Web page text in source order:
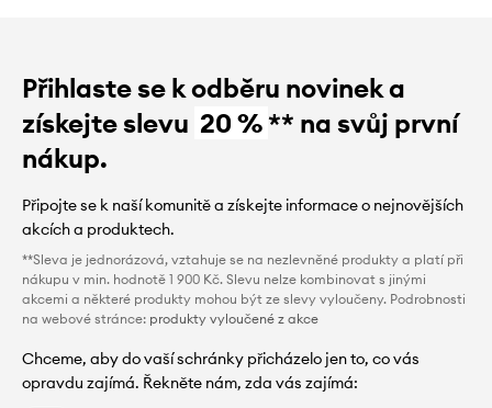
Přihlaste se k odběru novinek a
získejte slevu 20 %** na svůj první
nákup.
Připojte se k naší komunitě a získejte informace o nejnovějších
akcích a produktech.
**Sleva je jednorázová, vztahuje se na nezlevněné produkty a platí při
nákupu v min. hodnotě 1 900 Kč. Slevu nelze kombinovat s jinými
akcemi a některé produkty mohou být ze slevy vyloučeny. Podrobnosti
na webové stránce: produkty vyloučené z akce
Chceme, aby do vaší schránky přicházelo jen to, co vás
opravdu zajímá. Řekněte nám, zda vás zajímá: